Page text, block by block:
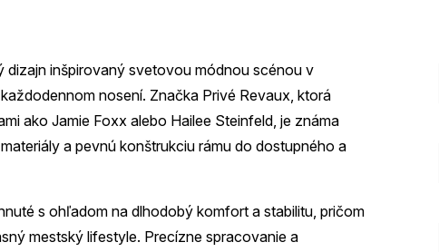
dizajn inšpirovaný svetovou módnou scénou v
nosení. Značka Privé Revaux, ktorá
ako Jamie Foxx alebo Hailee Steinfeld, je známa
a pevnú konštrukciu rámu do dostupného a
s ohľadom na dlhodobý komfort a stabilitu, pričom
mestský lifestyle. Precízne spracovanie a